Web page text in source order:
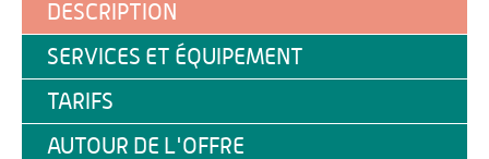
DESCRIPTION
SERVICES ET ÉQUIPEMENT
TARIFS
AUTOUR DE L'OFFRE